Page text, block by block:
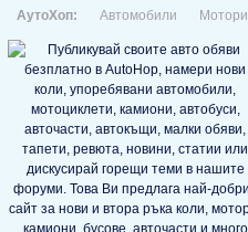
АутоХоп: Автомобили Мотори